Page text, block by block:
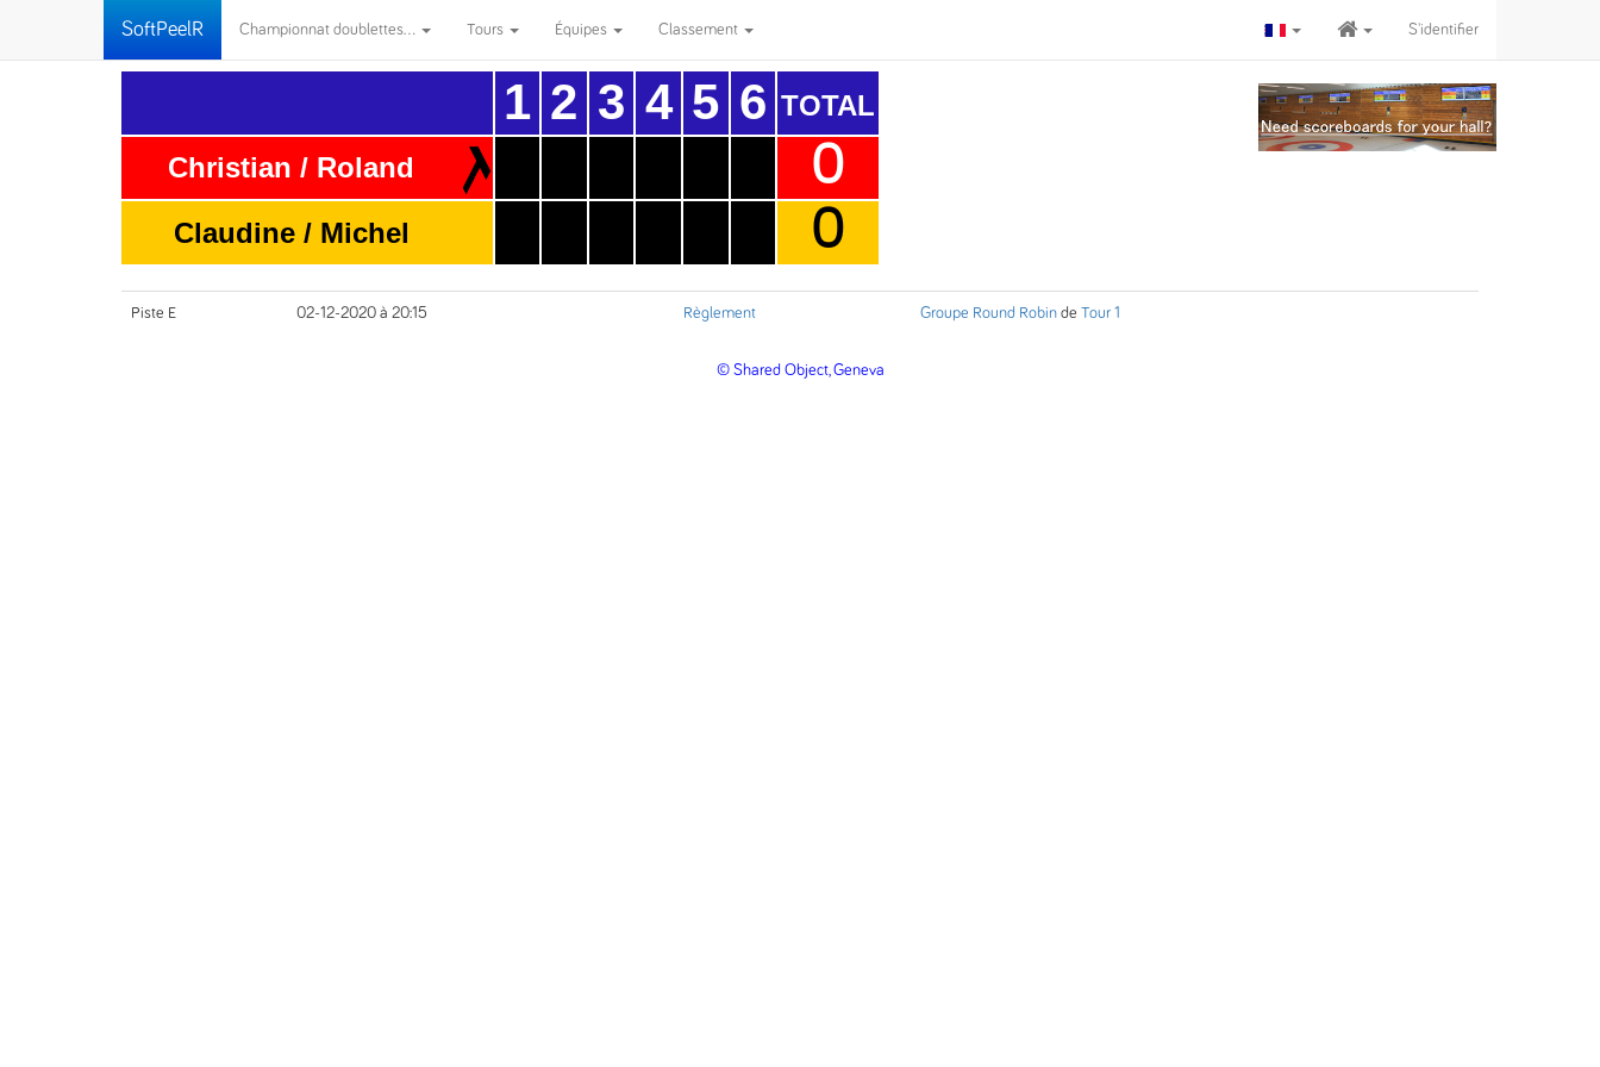
SoftPeelR Championnat doublettes... Tours Équipes Classement S'identifier
Christian / Roland
Claudine / Michel
1 2 3 4 5 6 TOTAL
0
0
Piste E 02-12-2020 à 20:15 Règlement Groupe Round Robin de Tour 1
© Shared Object, Geneva